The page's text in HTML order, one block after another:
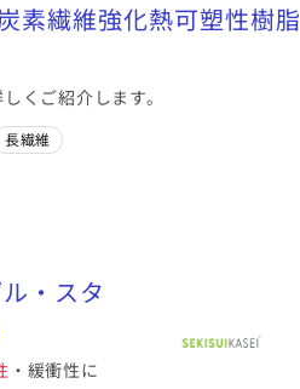
素繊維強化熱可塑性樹脂
くご紹介します。
長繊維
・スタ
・緩衝性に